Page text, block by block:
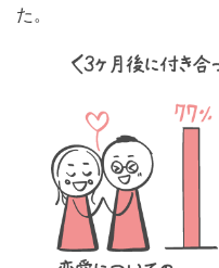
た。